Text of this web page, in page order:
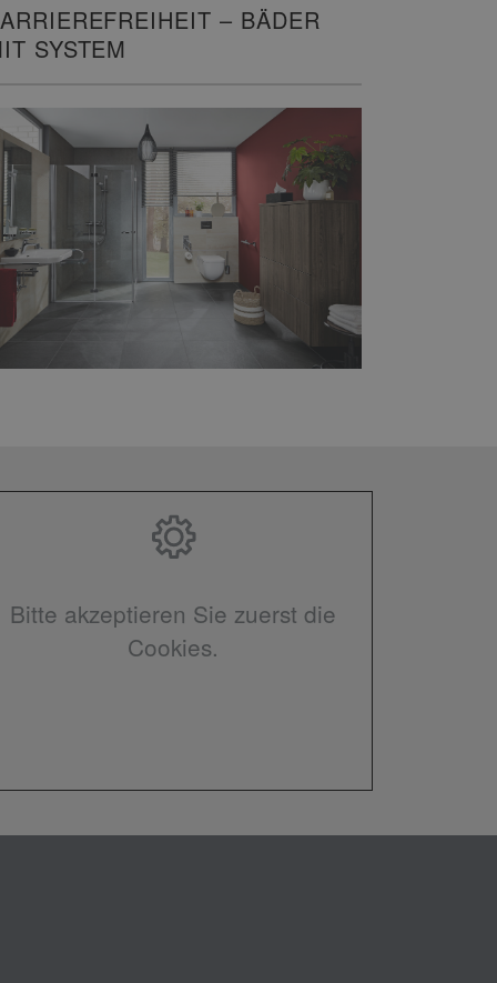
– BÄDER
SYSTEM
Bitte akzeptieren Sie zuerst die
Cookies.